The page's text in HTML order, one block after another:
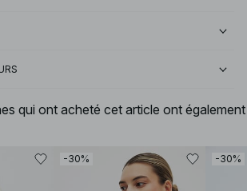
qui ont acheté cet article ont également
-30% -30%